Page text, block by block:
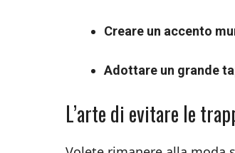
Creare un accento
Adottare un grande
L’arte di evitare le